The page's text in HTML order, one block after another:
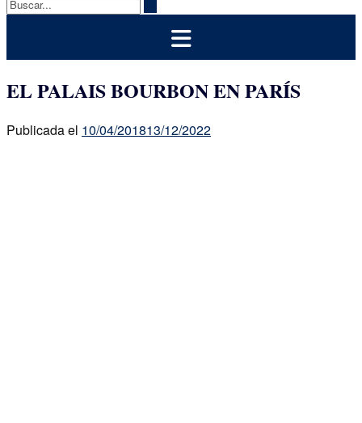
EL PALAIS BOURBON EN PARÍS
Publicada el 10/04/201813/12/2022